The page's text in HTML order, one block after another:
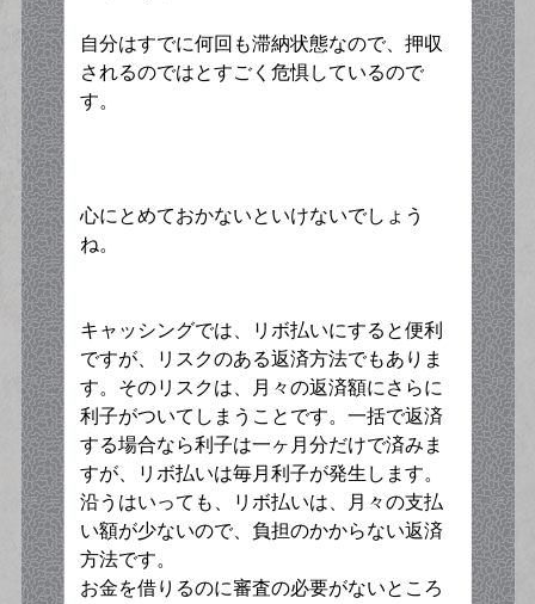
自分はすでに何回も滞納状態なので、押収
されるのではとすごく危惧しているので
す。
心にとめておかないといけないでしょう
ね。
キャッシングでは、リボ払いにすると便利
ですが、リスクのある返済方法でもありま
す。そのリスクは、月々の返済額にさらに
利子がついてしまうことです。一括で返済
する場合なら利子は一ヶ月分だけで済みま
すが、リボ払いは毎月利子が発生します。
沿うはいっても、リボ払いは、月々の支払
い額が少ないので、負担のかからない返済
方法です。
お金を借りるのに審査の必要がないところ